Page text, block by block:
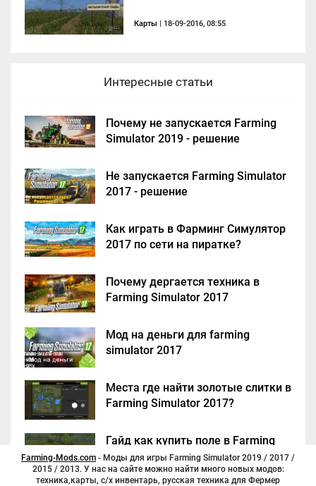
Карты | 18-09-2016, 08:55
Интересные статьи
Почему не запускается Farming
Simulator 2019 - решение
Не запускается Farming Simulator
2017 - решение
Как играть в Фарминг Симулятор
2017 по сети на пиратке?
Почему дергается техника в
Farming Simulator 2017
Мод на деньги для farming
simulator 2017
Места где найти золотые слитки в
Farming Simulator 2017?
Гайд как купить поле в Farming
Simulator 2017
Farming-Mods.com
2015 / 2013. У нас на сайте можно найти много новых модов:
техника,карты, с/х инвентарь, русская техника для Фермер